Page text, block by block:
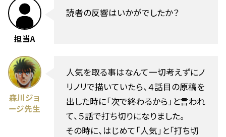
担当A
読者の反響はいかがでしたか？
森川ジョ
ージ先生
人気を取る事はなんて一切考えずにノ
リノリで描いていたら、４話目の原稿を
出した時に「次で終わるから」と言われ
て、５話で打ち切りになりました。
その時に、はじめて「人気」と「打ち切